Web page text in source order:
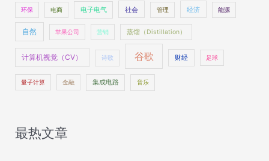
环保 电商 电子电气 社会 管理 经济 能源
自然 苹果公司 营销 蒸馏（Distillation）
计算机视觉（CV） 诗歌 谷歌 财经 足球
量子计算 金融 集成电路 音乐
最热文章